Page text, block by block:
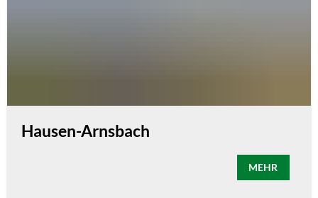
Hausen-Arnsbach
MEHR